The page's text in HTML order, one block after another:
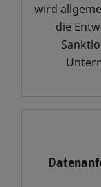
zu
wird
die